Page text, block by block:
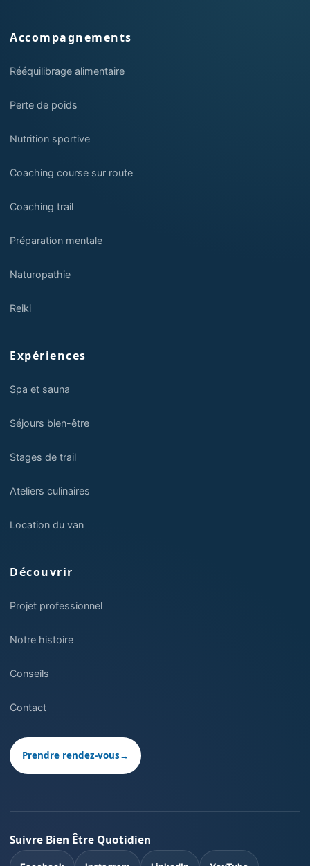
Accompagnements
Rééquilibrage alimentaire
Perte de poids
Nutrition sportive
Coaching course sur route
Coaching trail
Préparation mentale
Naturopathie
Reiki
Expériences
Spa et sauna
Séjours bien-être
Stages de trail
Ateliers culinaires
Location du van
Découvrir
Projet professionnel
Notre histoire
Conseils
Contact
Prendre rendez-vous→
Suivre Bien Être Quotidien